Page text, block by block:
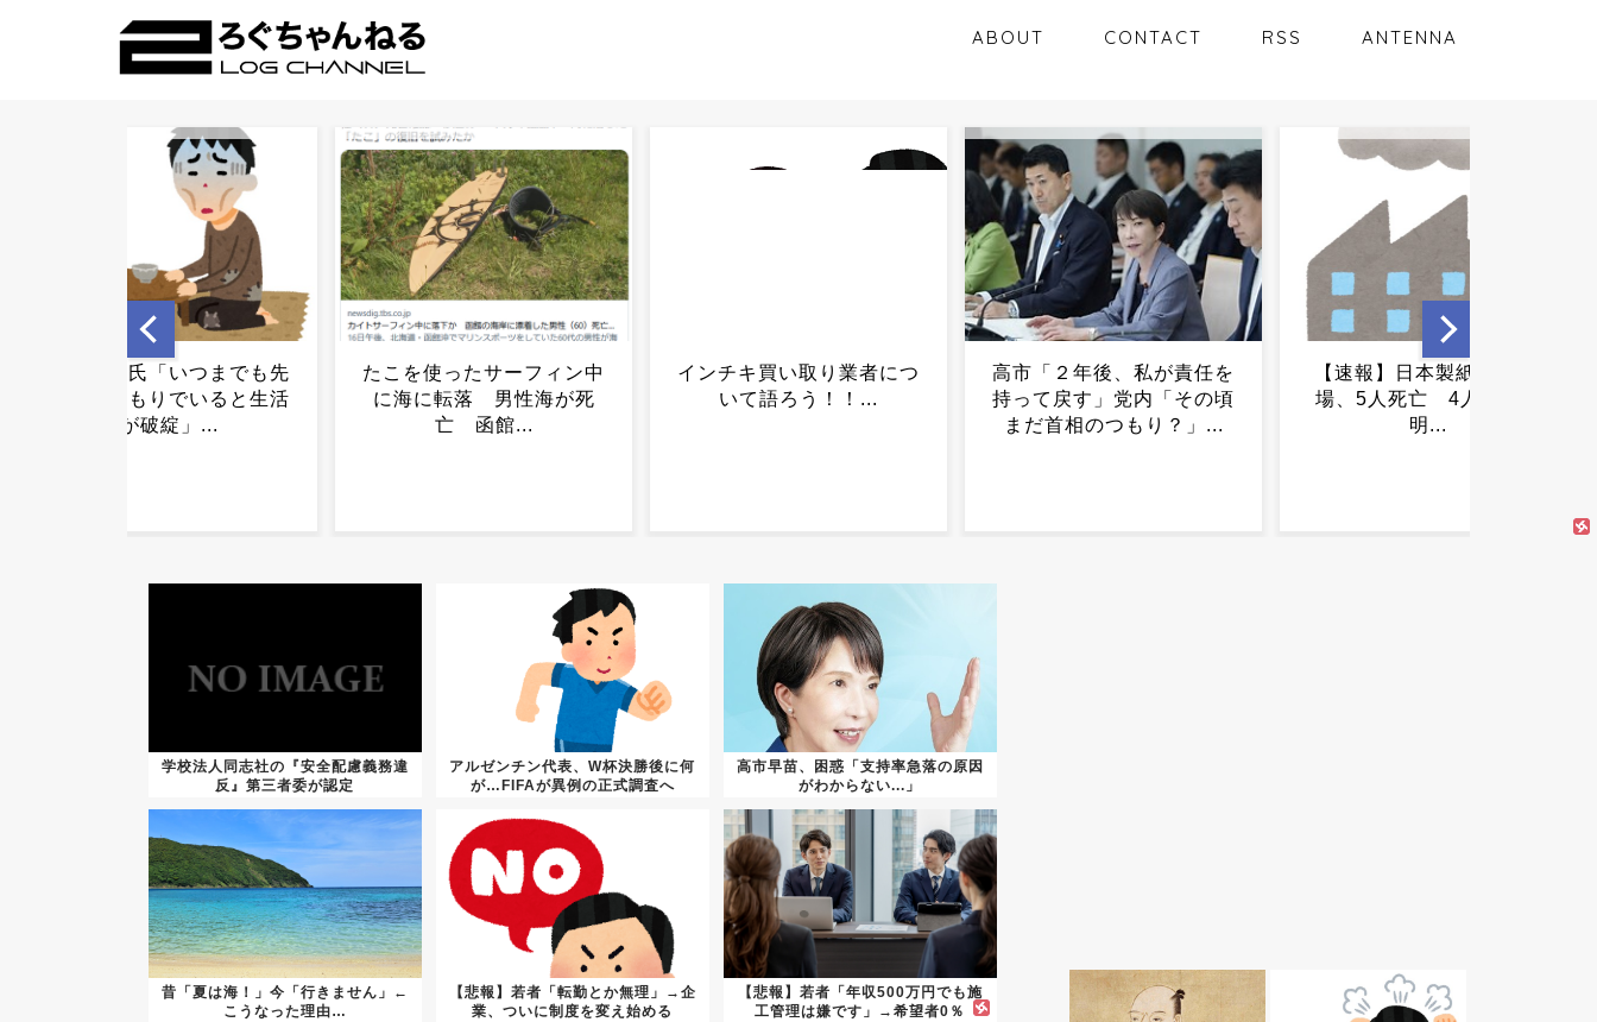
ABOUT CONTACT RSS ANTENNA
インチキ買い取り業者につ
いて語ろう！！...
高市「２年後、私が責任を
持って戻す」党内「その頃
【速報】日本製紙 八代工
場、5人死亡 4人安否不
明...
BBQ客、ゴミも炭も放置…
河川敷がとんでもない状態
に...
たこを使ったサーフィン中
に海に転落 男性海が死
亡 函館...
学校法人同志社の『安全配慮義務違
反』第三者委が認定
アルゼンチン代表、W杯決勝後に何
が…FIFAが異例の正式調査へ
高市早苗、困惑「支持率急落の原因
がわからない...」
昔「夏は海！」今「行きません」←
こうなった理由…
【悲報】若者「転勤とか無理」→企
業、ついに制度を変え始める
【悲報】若者「年収500万円でも施
工管理は嫌です」→希望者0％